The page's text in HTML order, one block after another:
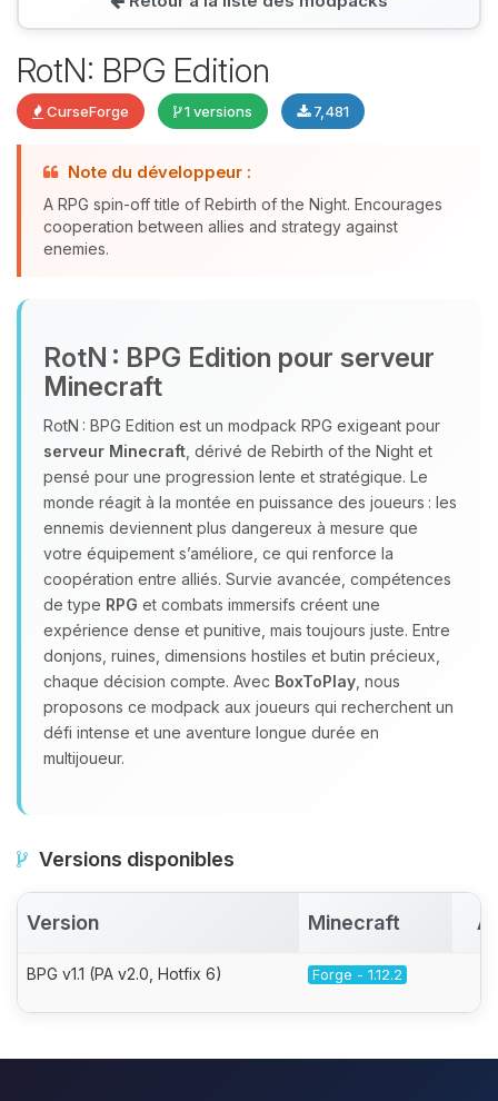
RotN: BPG Edition
CurseForge 1 versions 7,481
Note du développeur :
A RPG spin-off title of Rebirth of the Night. Encourages
cooperation between allies and strategy against
enemies.
RotN : BPG Edition pour serveur
Minecraft
RotN : BPG Edition est un modpack RPG exigeant pour
serveur Minecraft , dérivé de Rebirth of the Night et
pensé pour une progression lente et stratégique. Le
monde réagit à la montée en puissance des joueurs : les
ennemis deviennent plus dangereux à mesure que
votre équipement s’améliore, ce qui renforce la
coopération entre alliés. Survie avancée, compétences
de type RPG et combats immersifs créent une
expérience dense et punitive, mais toujours juste. Entre
donjons, ruines, dimensions hostiles et butin précieux,
chaque décision compte. Avec BoxToPlay , nous
proposons ce modpack aux joueurs qui recherchent un
défi intense et une aventure longue durée en
multijoueur.
Versions disponibles
Version Minecraft
BPG v1.1 (PA v2.0, Hotfix 6) Forge - 1.12.2
Youpi, enfin quelqu’un pour me
assistant BoxToPlay. Dis-moi ce dont
tu as besoin et je vais remuer mes